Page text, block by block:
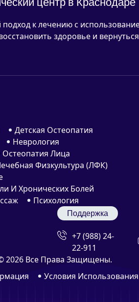
к лечению с
здоровье и
Детская Остеопатия
Неврология
Остеопатия Лица
Физкультура (ЛФК)
И Хронических Болей
Психология
Поддержка
+7 (988) 24-
22-911
2026 Все Права Защищены.
Условия Использования